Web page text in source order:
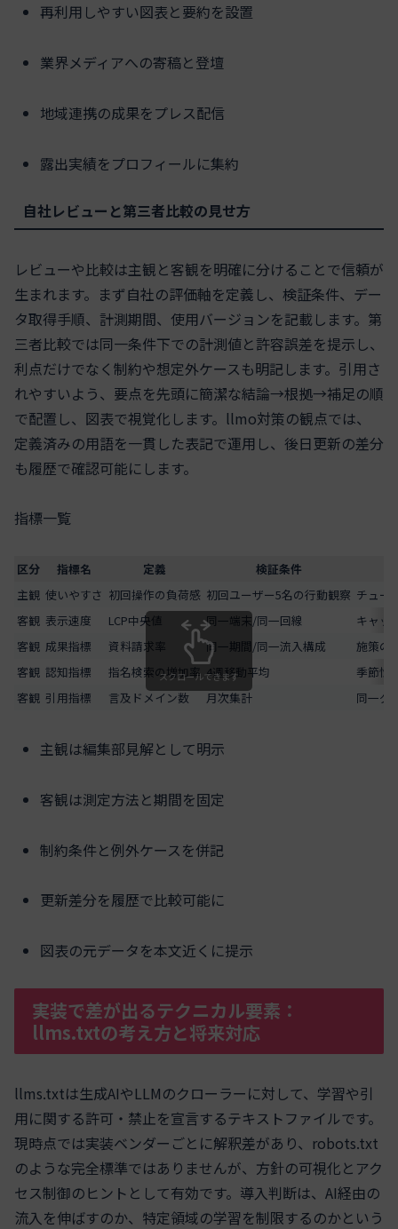
再利用しやすい図表と要約を設置
業界メディアへの寄稿と登壇
地域連携の成果をプレス配信
露出実績をプロフィールに集約
自社レビューと第三者比較の見せ方
レビューや比較は主観と客観を明確に分けることで信頼が
生まれます。まず自社の評価軸を定義し、検証条件、デー
タ取得手順、計測期間、使用バージョンを記載します。第
三者比較では同一条件下での計測値と許容誤差を提示し、
利点だけでなく制約や想定外ケースも明記します。引用さ
れやすいよう、要点を先頭に簡潔な結論→根拠→補足の順
で配置し、図表で視覚化します。llmo対策の観点では、
定義済みの用語を一貫した表記で運用し、後日更新の差分
も履歴で確認可能にします。
指標一覧
区分 指標名 定義
検証条件
主観 使いやすさ 初回操作の負荷感 初回ユーザー5名の行動観察 チュー
客観 表示速度 LCP中央値 同一端末/同一回線
キャッ
客観 成果指標 資料請求率 同一期間/同一流入構成
施策の
客観 認知指標 指名検索の増加率 4週移動平均
季節性
客観 引用指標 言及ドメイン数 月次集計 同一グ
スクロールできます
主観は編集部見解として明示
客観は測定方法と期間を固定
制約条件と例外ケースを併記
更新差分を履歴で比較可能に
図表の元データを本文近くに提示
実装で差が出るテクニカル要素：
llms.txtの考え方と将来対応
llms.txtは生成AIやLLMのクローラーに対して、学習や引
用に関する許可・禁止を宣言するテキストファイルです。
現時点では実装ベンダーごとに解釈差があり、robots.txt
のような完全標準ではありませんが、方針の可視化とアク
セス制御のヒントとして有効です。導入判断は、AI経由の
流入を伸ばすのか、特定領域の学習を制限するのかという